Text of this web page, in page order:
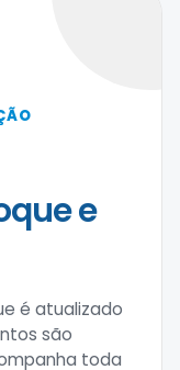
e
é atualizado
são
toda